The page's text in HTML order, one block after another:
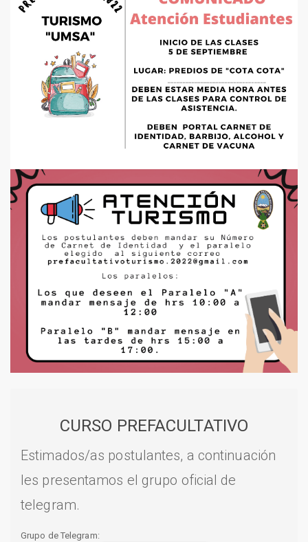
CURSO PREFACULTATIVO
Estimados/as postulantes, a continuación
les presentamos el grupo oficial de
telegram.
Grupo de Telegram: